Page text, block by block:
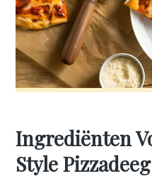
Ingrediënten
Style